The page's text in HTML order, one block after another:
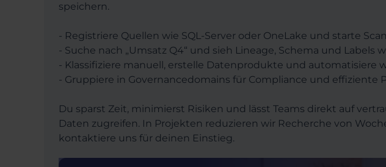
speichern.
- Registriere Quellen wie SQL-Server oder OneLake und starte
- Suche nach „Umsatz Q4“ und sieh Lineage, Schema und Labels
- Klassifiziere manuell, erstelle Datenprodukte und automatisiere
- Gruppiere in Governancedomains für Compliance und effiziente
Du sparst Zeit, minimierst Risiken und lässt Teams direkt auf
Daten zugreifen. In Projekten reduzieren wir Recherche von
kontaktiere uns für deinen Einstieg.